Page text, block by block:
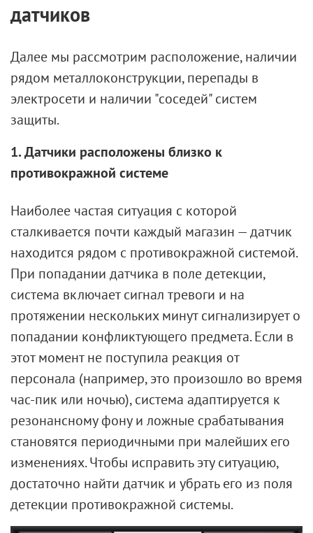
датчиков
Далее мы рассмотрим расположение, наличии
рядом металлоконструкции, перепады в
электросети и наличии "соседей" систем
защиты.
1. Датчики расположены близко к
противокражной системе
Наиболее частая ситуация с которой
сталкивается почти каждый магазин — датчик
находится рядом с противокражной системой.
При попадании датчика в поле детекции,
система включает сигнал тревоги и на
протяжении нескольких минут сигнализирует о
попадании конфликтующего предмета. Если в
этот момент не поступила реакция от
персонала (например, это произошло во время
час-пик или ночью), система адаптируется к
резонансному фону и ложные срабатывания
становятся периодичными при малейших его
изменениях. Чтобы исправить эту ситуацию,
достаточно найти датчик и убрать его из поля
детекции противокражной системы.